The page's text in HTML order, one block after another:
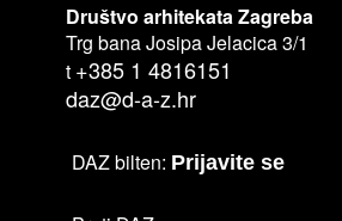
Društvo arhitekata Zagreba
Trg bana Josipa Jelacica 3/1
t +385 1 4816151
daz@d-a-z.hr
DAZ bilten: Prijavite se